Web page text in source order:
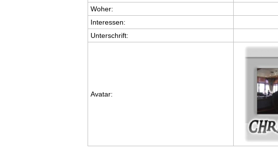
Woher:
Interessen:
Unterschrift:
Avatar: